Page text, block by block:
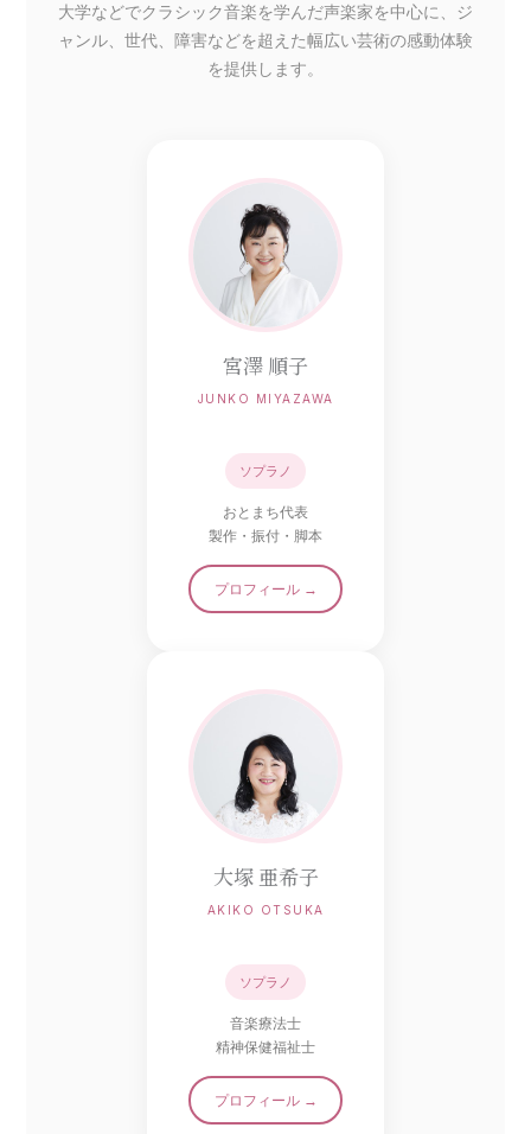
大学などでクラシック音楽を学んだ声楽家を中心に、ジ
ャンル、世代、障害などを超えた幅広い芸術の感動体験
を提供します。
宮澤 順子
JUNKO MIYAZAWA
ソプラノ
おとまち代表
製作・振付・脚本
プロフィール →
大塚 亜希子
AKIKO OTSUKA
ソプラノ
音楽療法士
精神保健福祉士
プロフィール →